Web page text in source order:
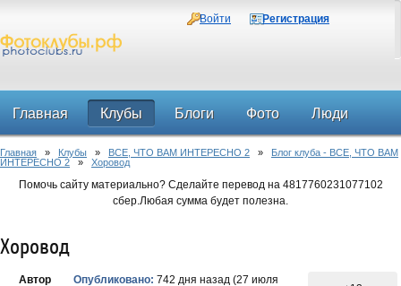
Войти Регистрация
Главная Клубы Блоги Фото Люди
Форум
Главная » Клубы » ВСЕ, ЧТО ВАМ ИНТЕРЕСНО 2 » Блог клуба - ВСЕ, ЧТО ВАМ
ИНТЕРЕСНО 2 » Хоровод
Помочь сайту материально? Сделайте перевод на 4817760231077102
сбер.Любая сумма будет полезна.
Хоровод
Автор Опубликовано: 742 дня назад (27 июля